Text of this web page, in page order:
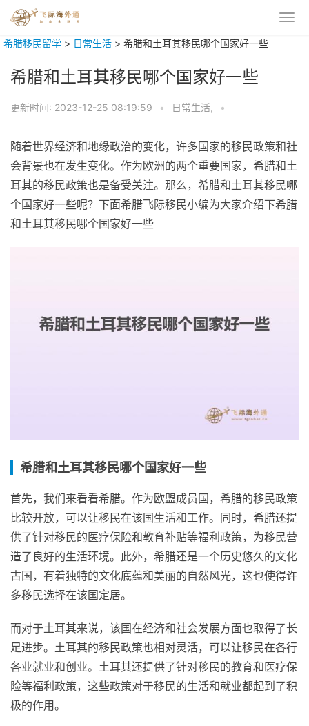
希腊移民留学 > 日常生活 > 希腊和土耳其移民哪个国家好一些
希腊和土耳其移民哪个国家好一些
更新时间: 2023-12-25 08:19:59 • 日常生活, •
随着世界经济和地缘政治的变化，许多国家的移民政策和社
会背景也在发生变化。作为欧洲的两个重要国家，希腊和土
耳其的移民政策也是备受关注。那么，希腊和土耳其移民哪
个国家好一些呢？下面希腊飞际移民小编为大家介绍下希腊
和土耳其移民哪个国家好一些
希腊和土耳其移民哪个国家好一些
首先，我们来看看希腊。作为欧盟成员国，希腊的移民政策
比较开放，可以让移民在该国生活和工作。同时，希腊还提
供了针对移民的医疗保险和教育补贴等福利政策，为移民营
造了良好的生活环境。此外，希腊还是一个历史悠久的文化
古国，有着独特的文化底蕴和美丽的自然风光，这也使得许
多移民选择在该国定居。
而对于土耳其来说，该国在经济和社会发展方面也取得了长
足进步。土耳其的移民政策也相对灵活，可以让移民在各行
各业就业和创业。土耳其还提供了针对移民的教育和医疗保
险等福利政策，这些政策对于移民的生活和就业都起到了积
极的作用。